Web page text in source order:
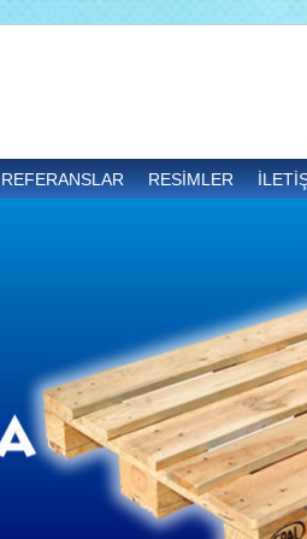
REFERANSLAR RESİMLER